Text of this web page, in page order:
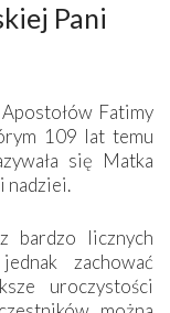
Pani
Fatimy
109 lat temu
się Matka
nadziei.
bardzo licznych
zachować
uroczystości